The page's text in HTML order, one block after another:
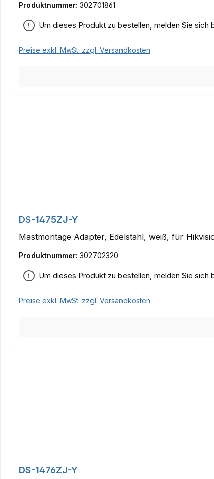
Produktnummer: 302701861
Um dieses Produkt zu bestellen, melden Sie sich
Preise exkl. MwSt. zzgl. Versandkosten
DS-1475ZJ-Y
Mastmontage Adapter, Edelstahl, weiß, für
Produktnummer: 302702320
Um dieses Produkt zu bestellen, melden Sie sich
Preise exkl. MwSt. zzgl. Versandkosten
DS-1476ZJ-Y